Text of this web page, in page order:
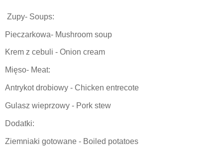
Zupy- Soups:
Pieczarkowa- Mushroom soup
Krem z cebuli - Onion cream
Mięso- Meat:
Antrykot drobiowy - Chicken entrecote
Gulasz wieprzowy - Pork stew
Dodatki:
Ziemniaki gotowane - Boiled potatoes